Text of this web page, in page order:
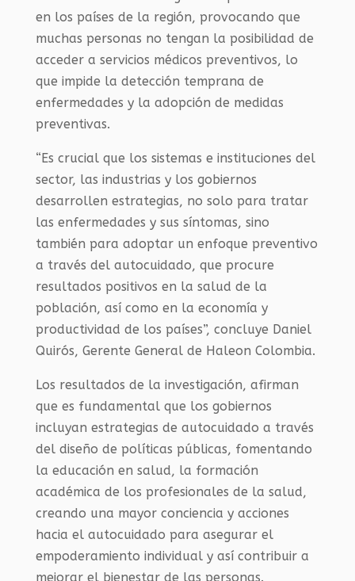
en los países de la región, provocando que
muchas personas no tengan la posibilidad de
acceder a servicios médicos preventivos, lo
que impide la detección temprana de
enfermedades y la adopción de medidas
preventivas.
“Es crucial que los sistemas e instituciones del
sector, las industrias y los gobiernos
desarrollen estrategias, no solo para tratar
las enfermedades y sus síntomas, sino
también para adoptar un enfoque preventivo
a través del autocuidado, que procure
resultados positivos en la salud de la
población, así como en la economía y
productividad de los países”, concluye Daniel
Quirós, Gerente General de Haleon Colombia.
Los resultados de la investigación, afirman
que es fundamental que los gobiernos
incluyan estrategias de autocuidado a través
del diseño de políticas públicas, fomentando
la educación en salud, la formación
académica de los profesionales de la salud,
creando una mayor conciencia y acciones
hacia el autocuidado para asegurar el
empoderamiento individual y así contribuir a
mejorar el bienestar de las personas.